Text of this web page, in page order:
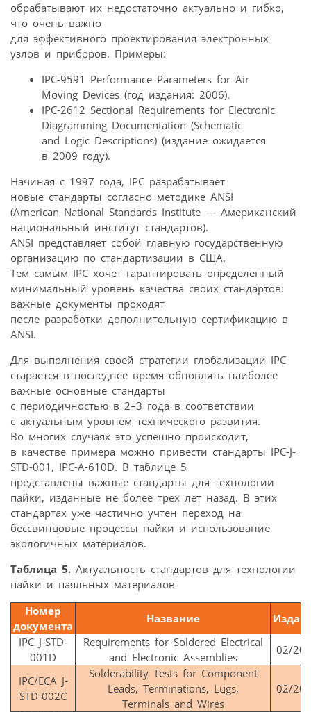
обрабатывают их недостаточно актуально и гибко,
что очень важно
для эффективного проектирования электронных
узлов и приборов. Примеры:
IPC-9591 Performance Parameters for Air
Moving Devices (год издания: 2006).
IPC-2612 Sectional Requirements for Electronic
Diagramming Documentation (Schematic
and Logic Descriptions) (издание ожидается
в 2009 году).
Начиная с 1997 года, IPC разрабатывает
новые стандарты согласно методике ANSI
(American National Standards Institute — Американский
национальный институт стандартов).
ANSI представляет собой главную государственную
организацию по стандартизации в США.
Тем самым IPC хочет гарантировать определенный
минимальный уровень качества своих стандартов:
важные документы проходят
после разработки дополнительную сертификацию в
ANSI.
Для выполнения своей стратегии глобализации IPC
старается в последнее время обновлять наиболее
важные основные стандарты
с периодичностью в 2–3 года в соответствии
с актуальным уровнем технического развития.
Во многих случаях это успешно происходит,
в качестве примера можно привести стандарты IPC-J-
STD-001, IPC-A-610D. В таблице 5
представлены важные стандарты для технологии
пайки, изданные не более трех лет назад. В этих
стандартах уже частично учтен переход на
бессвинцовые процессы пайки и использование
экологичных материалов.
Таблица 5. Актуальность стандартов для технологии
пайки и паяльных материалов
Номер
документа
Название
IPC J-STD-
001D
Requirements for Soldered Electrical
and Electronic Assemblies
02/
IPC/ECA J-
STD-002C
Solderability Tests for Component
Leads, Terminations, Lugs,
Terminals and Wires
02/